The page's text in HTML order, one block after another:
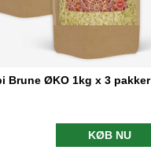
Brune ØKO 1kg x 3 pakker
KØB NU